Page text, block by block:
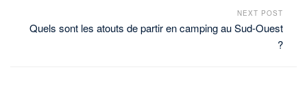
NEXT POST
Quels sont les atouts de partir en camping au Sud-Ouest
?